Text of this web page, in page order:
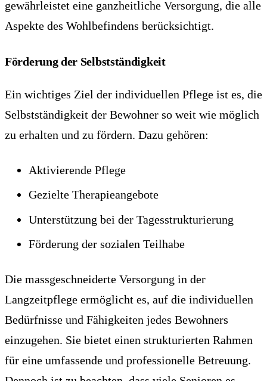
gewährleistet eine ganzheitliche Versorgung, die alle
Aspekte des Wohlbefindens berücksichtigt.
Förderung der Selbstständigkeit
Ein wichtiges Ziel der individuellen Pflege ist es, die
Selbstständigkeit der Bewohner so weit wie möglich
zu erhalten und zu fördern. Dazu gehören:
Aktivierende Pflege
Gezielte Therapieangebote
Unterstützung bei der Tagesstrukturierung
Förderung der sozialen Teilhabe
Die massgeschneiderte Versorgung in der
Langzeitpflege ermöglicht es, auf die individuellen
Bedürfnisse und Fähigkeiten jedes Bewohners
einzugehen. Sie bietet einen strukturierten Rahmen
für eine umfassende und professionelle Betreuung.